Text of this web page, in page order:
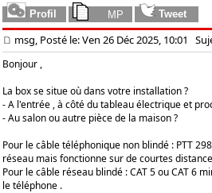
msg, Posté le: Ven 26 Déc 2025, 10:01
Bonjour ,
La box se situe où dans votre installation ?
- A l'entrée , à côté du tableau électrique et
- Au salon ou autre pièce de la maison ?
Pour le câble téléphonique non blindé : PTT
réseau mais fonctionne sur de courtes
Pour le câble réseau blindé : CAT 5 ou CAT 6
le téléphone .